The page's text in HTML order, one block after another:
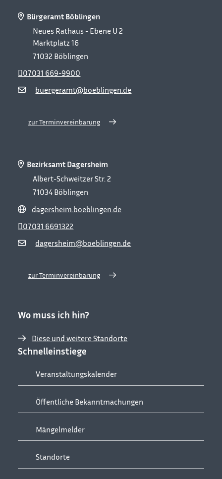
Bürgeramt Böblingen
Neues Rathaus - Ebene U 2
Marktplatz 16
71032 Böblingen
buergeramt@boeblingen.de
07031 669-9900
zur Terminvereinbarung
Bezirksamt Dagersheim
Albert-Schweitzer Str. 2
71034 Böblingen
dagersheim.boeblingen.de
dagersheim@boeblingen.de
07031 6691322
zur Terminvereinbarung
Wo muss ich hin?
Diese und weitere Standorte
Schnelleinstiege
Veranstaltungskalender
Öffentliche Bekanntmachungen
Mängelmelder
Standorte